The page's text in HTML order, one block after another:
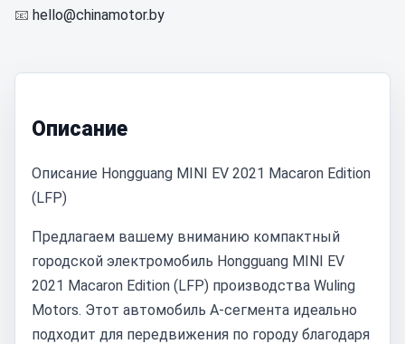
📧 hello@chinamotor.by
Описание
Описание Hongguang MINI EV 2021 Macaron Edition
(LFP)
Предлагаем вашему вниманию компактный
городской электромобиль Hongguang MINI EV
2021 Macaron Edition (LFP) производства Wuling
Motors. Этот автомобиль A-сегмента идеально
подходит для передвижения по городу благодаря